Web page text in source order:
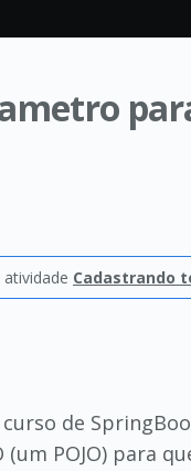
atividade Cadastrando
de
POJO) para